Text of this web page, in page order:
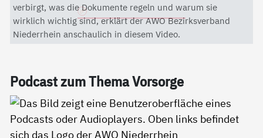
Datenschutzerklärung
verbirgt, was die Dokumente regeln und warum sie
wirklich wichtig sind, erklärt der AWO Bezirksverband
Niederrhein anschaulich in diesem Video.
Pod­cast zum The­ma Vor­sor­ge